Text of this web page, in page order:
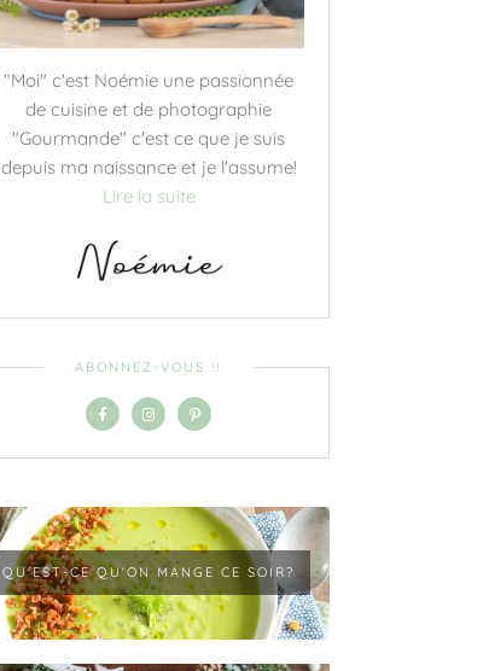
"Moi" c'est Noémie une passionnée
de cuisine et de photographie
"Gourmande" c'est ce que je suis
depuis ma naissance et je l'assume!
Lire la suite
ABONNEZ-VOUS !!
QU'EST-CE QU'ON MANGE CE SOIR?